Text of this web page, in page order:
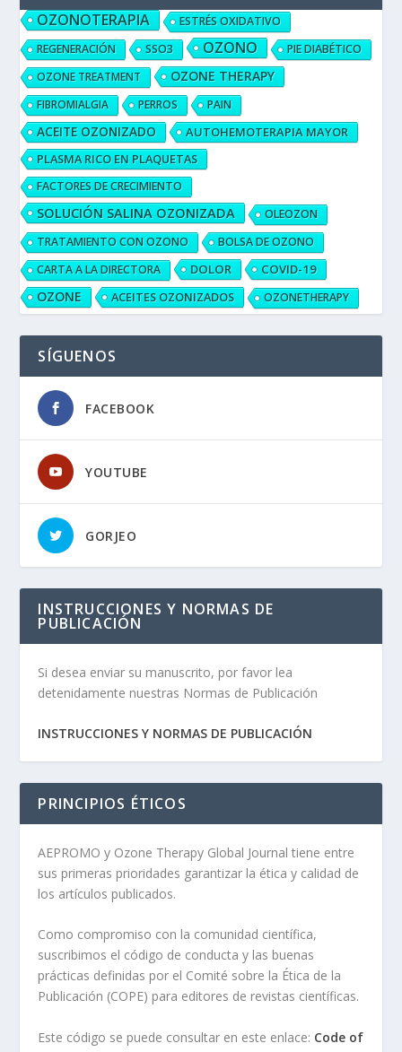
OZONOTERAPIA
ESTRÉS OXIDATIVO
REGENERACIÓN
SSO3 OZONO
PIE DIABÉTICO
OZONE TREATMENT
OZONE THERAPY
FIBROMIALGIA PERROS PAIN
ACEITE OZONIZADO
AUTOHEMOTERAPIA MAYOR
PLASMA RICO EN PLAQUETAS
FACTORES DE CRECIMIENTO
SOLUCIÓN SALINA OZONIZADA
OLEOZON
TRATAMIENTO CON OZONO
BOLSA DE OZONO
CARTA A LA DIRECTORA
DOLOR COVID-19
OZONE ACEITES OZONIZADOS OZONETHERAPY
SÍGUENOS
FACEBOOK
YOUTUBE
GORJEO
INSTRUCCIONES Y NORMAS DE
PUBLICACIÓN
Si desea enviar su manuscrito, por favor lea
detenidamente nuestras Normas de Publicación
INSTRUCCIONES Y NORMAS DE PUBLICACIÓN
PRINCIPIOS ÉTICOS
AEPROMO y Ozone Therapy Global Journal tiene entre
sus primeras prioridades garantizar la ética y calidad de
los artículos publicados.
Como compromiso con la comunidad científica,
suscribimos el código de conducta y las buenas
prácticas definidas por el Comité sobre la Ética de la
Publicación (COPE) para editores de revistas científicas.
Este código se puede consultar en este enlace: Code of